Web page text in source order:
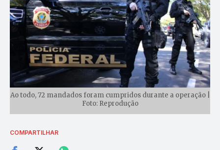
Ao todo, 72 mandados foram cumpridos durante a operação |
Foto: Reprodução
COMPARTILHAR